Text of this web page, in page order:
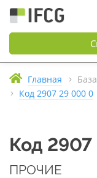
Главная
Код 2907 29 000 0
Код
ПРОЧИЕ